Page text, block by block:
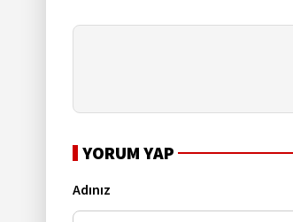
YORUM YAP
Adınız